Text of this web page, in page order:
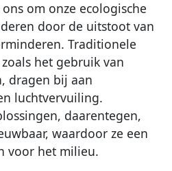
om onze ecologische
door de uitstoot van
Traditionele
het gebruik van
dragen bij aan
luchtvervuiling.
daarentegen,
waardoor ze een
voor het milieu.